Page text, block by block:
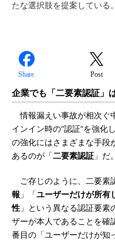
たな選択肢を提案している。
Share Post
企業でも「二要素認証」
情報漏えい事故が相次ぐ
インイン時の“認証”を強化
の強化にはさまざまな手段
あるのが「二要素認証 」だ。
ご存じのように、二要素
報 」「ユーザーだけが所有
性 」という異なる認証要
ザーが本人であることを確
番目の「ユーザーだけが知